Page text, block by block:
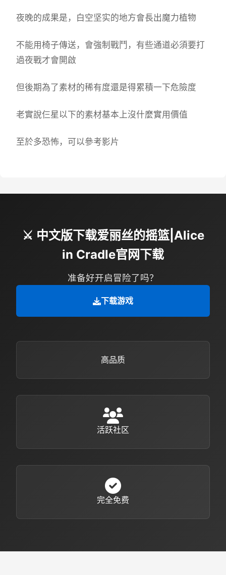
夜晚的成果是，白空坚实的地方會長出魔力植物
不能用椅子傳送，會強制戰鬥，有些通道必須要打
過夜戰才會開啟
但後期為了素材的稀有度還是得累積一下危險度
老實說仨星以下的素材基本上沒什麼實用價值
至於多恐怖，可以參考影片
⚔️ 中文版下载爱丽丝的摇篮|Alice
in Cradle官网下载
准备好开启冒险了吗？
下载游戏
高品质
活跃社区
完全免费